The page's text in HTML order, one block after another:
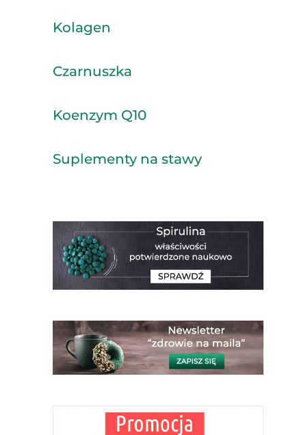
Kolagen
Czarnuszka
Koenzym Q10
Suplementy na stawy